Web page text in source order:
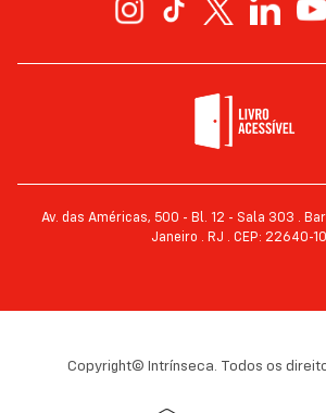
Av. das Américas, 500 - Bl. 12 - Sala 303 .
Janeiro . RJ . CEP: 22640-
Copyright© Intrínseca. Todos os